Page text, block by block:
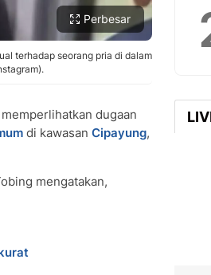
Perbesar
terhadap seorang pria di dalam
dugaan
di kawasan Cipayung,
mengatakan,